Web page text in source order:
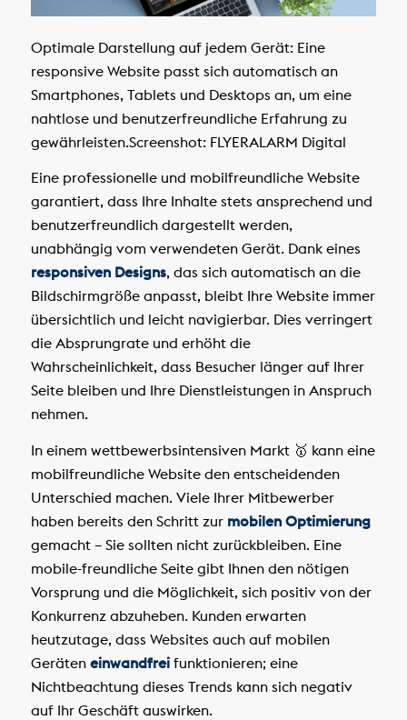
Optimale Darstellung auf jedem Gerät: Eine
responsive Website passt sich automatisch an
Smartphones, Tablets und Desktops an, um eine
nahtlose und benutzerfreundliche Erfahrung zu
gewährleisten.Screenshot: FLYERALARM Digital
Eine professionelle und mobilfreundliche Website
garantiert, dass Ihre Inhalte stets ansprechend und
benutzerfreundlich dargestellt werden,
unabhängig vom verwendeten Gerät. Dank eines
responsiven Designs, das sich automatisch an die
Bildschirmgröße anpasst, bleibt Ihre Website immer
übersichtlich und leicht navigierbar. Dies verringert
die Absprungrate und erhöht die
Wahrscheinlichkeit, dass Besucher länger auf Ihrer
Seite bleiben und Ihre Dienstleistungen in Anspruch
nehmen.
In einem wettbewerbsintensiven Markt 🥇 kann eine
mobilfreundliche Website den entscheidenden
Unterschied machen. Viele Ihrer Mitbewerber
haben bereits den Schritt zur mobilen Optimierung
gemacht – Sie sollten nicht zurückbleiben. Eine
mobile-freundliche Seite gibt Ihnen den nötigen
Vorsprung und die Möglichkeit, sich positiv von der
Konkurrenz abzuheben. Kunden erwarten
heutzutage, dass Websites auch auf mobilen
Geräten einwandfreifunktionieren; eine
Nichtbeachtung dieses Trends kann sich negativ
auf Ihr Geschäft auswirken.